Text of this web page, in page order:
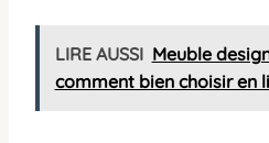
LIRE AUSSI Meuble
comment bien choisir en